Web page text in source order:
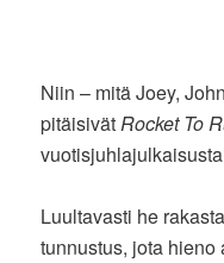
Niin – mitä Joey,
pitäisivätRocket To
Luultavasti he
tunnustus, jota